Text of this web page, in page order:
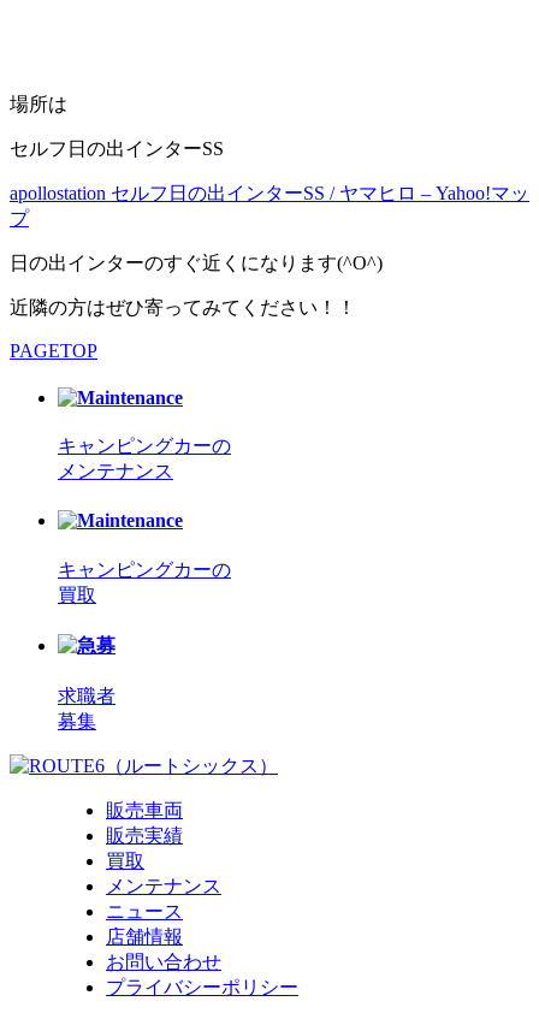
場所は
セルフ日の出インターSS
apollostation セルフ日の出インターSS / ヤマヒロ – Yahoo!マッ
プ
日の出インターのすぐ近くになります(^O^)
近隣の方はぜひ寄ってみてください！！
PAGETOP
キャンピングカーの
メンテナンス
キャンピングカーの
買取
求職者
募集
販売車両
販売実績
買取
メンテナンス
ニュース
店舗情報
お問い合わせ
プライバシーポリシー